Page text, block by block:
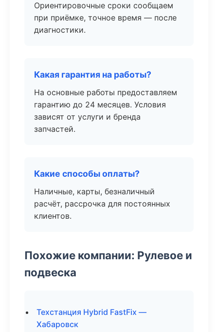
Ориентировочные сроки сообщаем
при приёмке, точное время — после
диагностики.
Какая гарантия на работы?
На основные работы предоставляем
гарантию до 24 месяцев. Условия
зависят от услуги и бренда
запчастей.
Какие способы оплаты?
Наличные, карты, безналичный
расчёт, рассрочка для постоянных
клиентов.
Похожие компании: Рулевое и
подвеска
Техстанция Hybrid FastFix —
Хабаровск